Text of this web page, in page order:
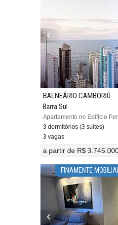
BALNEÁRIO CAMBORIÚ
Barra Sul
Apartamento no Edifício
3 dormitórios (3 suítes)
3 vagas
a partir de R$
FINAMENTE